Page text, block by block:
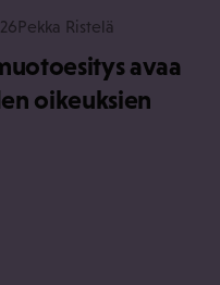
Pekka Ristelä
avaa
oikeuksien